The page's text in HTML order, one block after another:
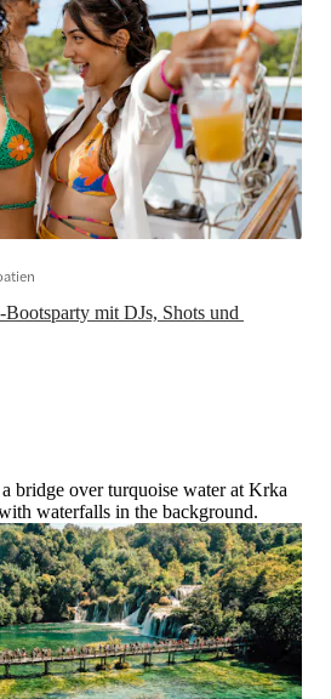
mit DJs, Shots und
bridge over turquoise water at Krka
waterfalls in the background.